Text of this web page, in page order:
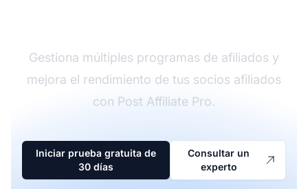
Gestiona múltiples programas de afiliados y
mejora el rendimiento de tus socios afiliados
con Post Affiliate Pro.
Iniciar prueba gratuita de
30 días
Consultar un
experto